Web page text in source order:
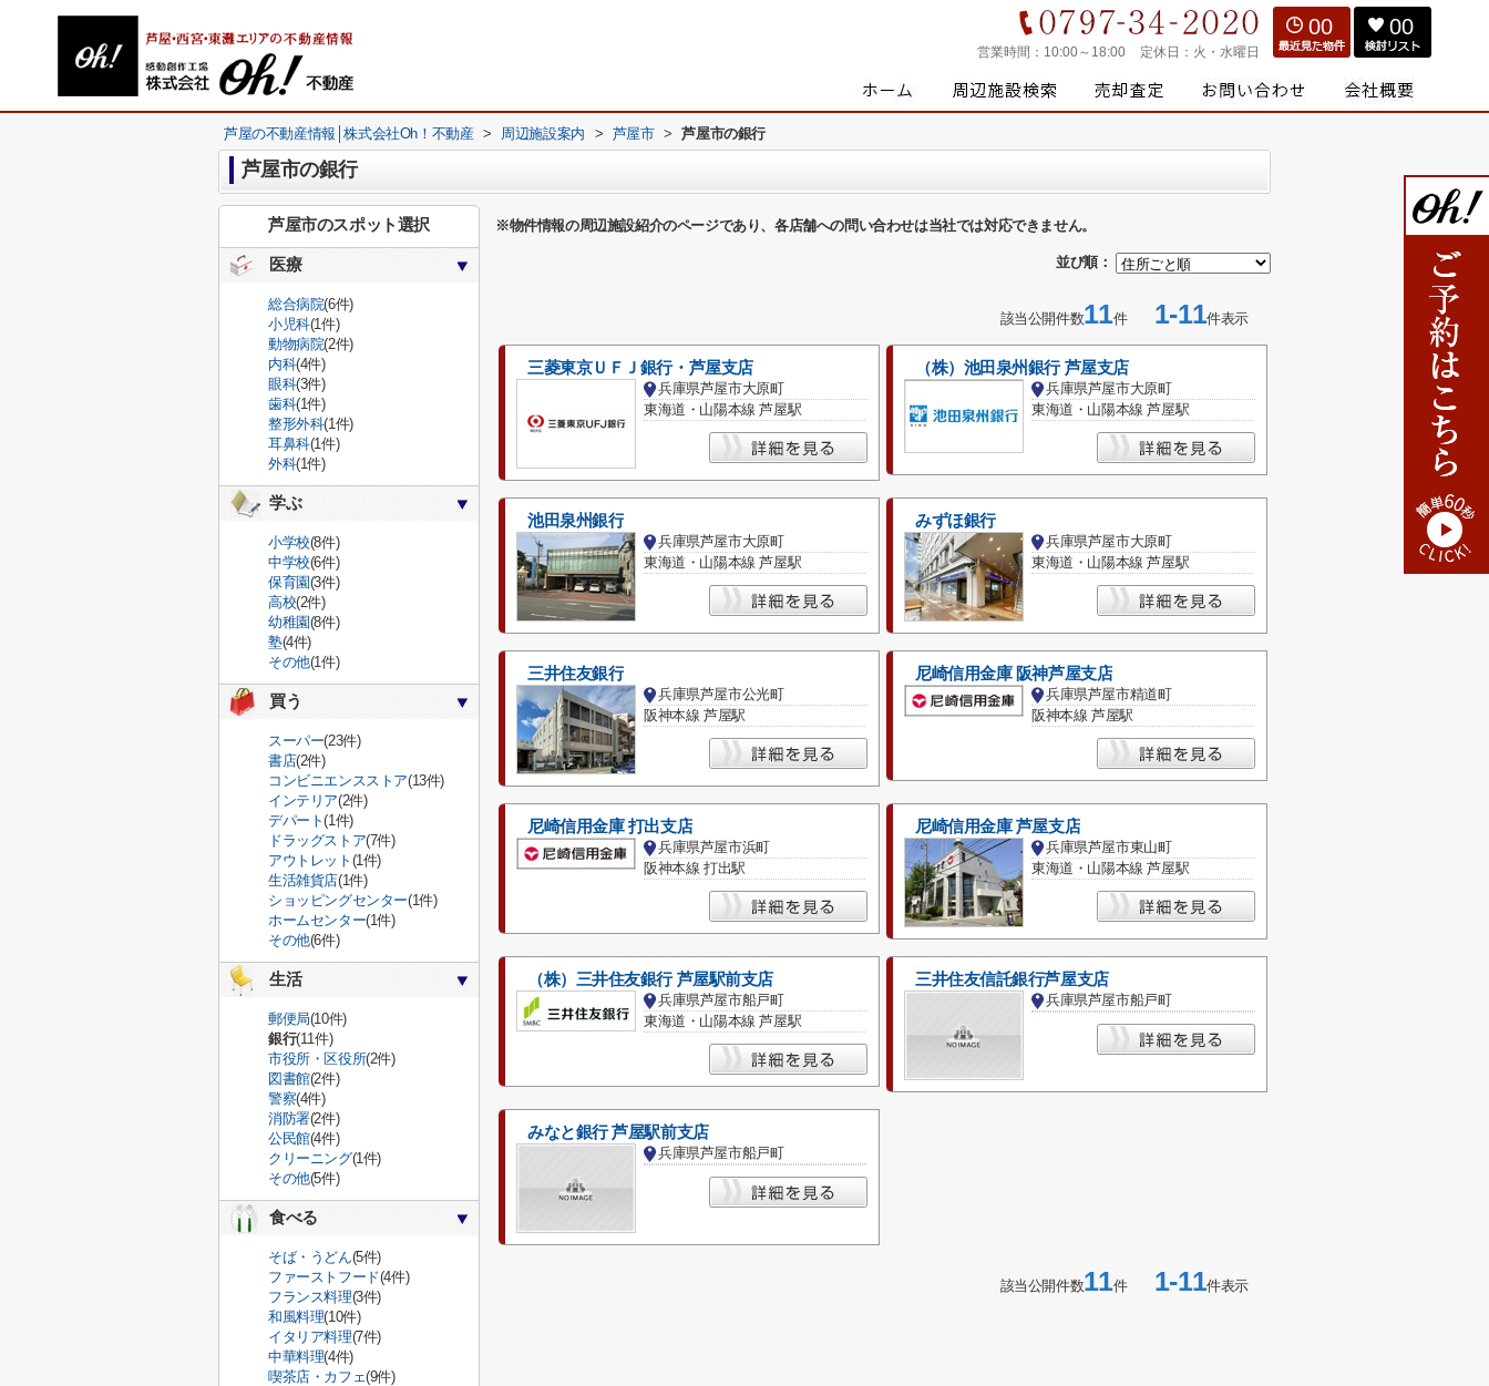
営業時間： 10:00～18:00 定休日： 火・水曜日
00 00
芦屋の不動産情報│株式会社Oh！不動産 > 周辺施設案内 > 芦屋市 > 芦屋市の銀行
芦屋市の銀行
※物件情報の周辺施設紹介のページであり、各店舗への問い合わせは当社では対応できません。
並び順：
該当公開件数11件1-11件表示
三菱東京ＵＦＪ銀行・芦屋支店
兵庫県芦屋市大原町
東海道・山陽本線 芦屋駅
（株）池田泉州銀行 芦屋支店
兵庫県芦屋市大原町
東海道・山陽本線 芦屋駅
池田泉州銀行
兵庫県芦屋市大原町
東海道・山陽本線 芦屋駅
みずほ銀行
兵庫県芦屋市大原町
東海道・山陽本線 芦屋駅
三井住友銀行
兵庫県芦屋市公光町
阪神本線 芦屋駅
尼崎信用金庫 阪神芦屋支店
兵庫県芦屋市精道町
阪神本線 芦屋駅
尼崎信用金庫 打出支店
兵庫県芦屋市浜町
阪神本線 打出駅
尼崎信用金庫 芦屋支店
兵庫県芦屋市東山町
東海道・山陽本線 芦屋駅
（株）三井住友銀行 芦屋駅前支店
兵庫県芦屋市船戸町
東海道・山陽本線 芦屋駅
三井住友信託銀行芦屋支店
兵庫県芦屋市船戸町
みなと銀行 芦屋駅前支店
兵庫県芦屋市船戸町
該当公開件数11件1-11件表示
芦屋市のスポット選択
医療
総合病院(6件)
小児科(1件)
動物病院(2件)
内科(4件)
眼科(3件)
歯科(1件)
整形外科(1件)
耳鼻科(1件)
外科(1件)
学ぶ
小学校(8件)
中学校(6件)
保育園(3件)
高校(2件)
幼稚園(8件)
塾(4件)
その他(1件)
買う
スーパー(23件)
書店(2件)
コンビニエンスストア(13件)
インテリア(2件)
デパート(1件)
ドラッグストア(7件)
アウトレット (1件)
生活雑貨店(1件)
ショッピングセンター(1件)
ホームセンター(1件)
その他(6件)
生活
郵便局(10件)
銀行(11件)
市役所・区役所(2件)
図書館(2件)
警察(4件)
消防署(2件)
公民館(4件)
クリーニング(1件)
その他(5件)
食べる
そば・うどん(5件)
ファーストフード(4件)
フランス料理(3件)
和風料理(10件)
イタリア料理(7件)
中華料理(4件)
喫茶店・カフェ(9件)